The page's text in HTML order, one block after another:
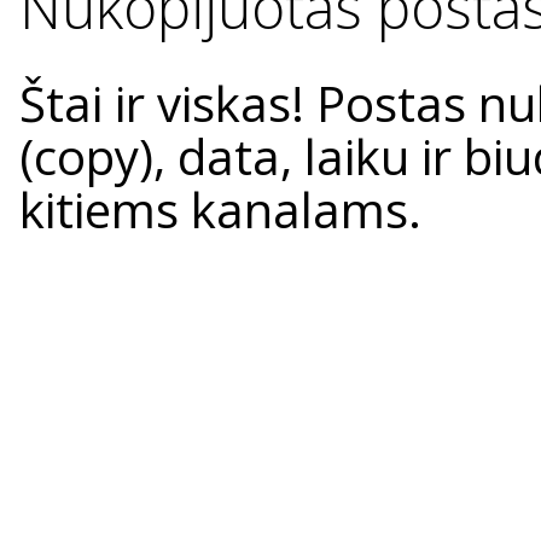
Štai ir viskas! Postas
(copy), data, laiku ir
kitiems kanalams.